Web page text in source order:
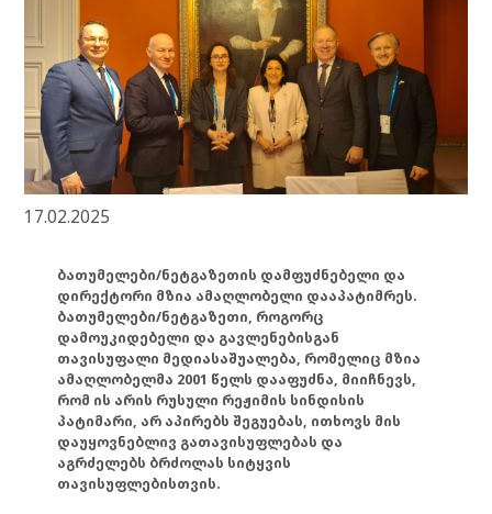
17.02.2025
ბათუმელები/ნეტგაზეთის დამფუძნებელი და
დირექტორი მზია ამაღლობელი დააპატიმრეს.
ბათუმელები/ნეტგაზეთი, როგორც
დამოუკიდებელი და გავლენებისგან
თავისუფალი მედიასაშუალება, რომელიც მზია
ამაღლობელმა 2001 წელს დააფუძნა, მიიჩნევს,
რომ ის არის რუსული რეჟიმის სინდისის
პატიმარი, არ აპირებს შეგუებას, ითხოვს მის
დაუყოვნებლივ გათავისუფლებას და
აგრძელებს ბრძოლას სიტყვის
თავისუფლებისთვის.